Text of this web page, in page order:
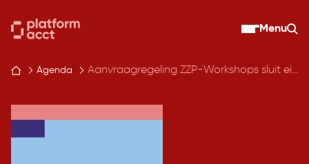
content
Menu
Agenda Aanvraagregeling ZZP-Workshops sluit eind dit jaar